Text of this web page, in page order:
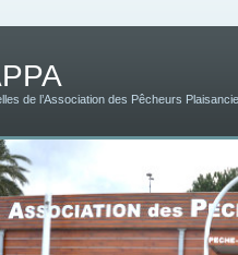
de l’Association des Pêcheurs